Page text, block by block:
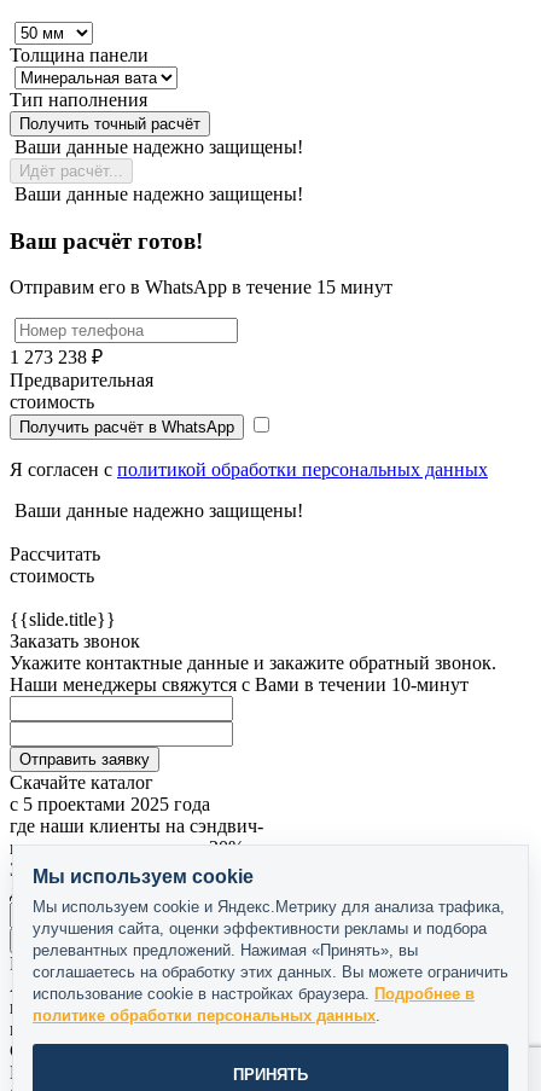
Толщина панели
Тип наполнения
Получить точный расчёт
Ваши данные надежно защищены!
Идёт расчёт...
Ваши данные надежно защищены!
Ваш расчёт готов!
Отправим его в WhatsApp в течение 15 минут
1 273 238 ₽
Предварительная
стоимость
Получить расчёт в WhatsApp
Я согласен с политикой обработки персональных данных
Ваши данные надежно защищены!
Рассчитать
стоимость
{{slide.title}}
Заказать звонок
Укажите контактные данные и закажите обратный звонок.
Наши менеджеры свяжутся с Вами в течении 10-минут
Отправить заявку
Скачайте каталог
с 5 проектами 2025 года
где наши клиенты на сэндвич-
панелях сэкономили до 20%
Заполните форму и мы отправим вам
документы на ваш
СКАЧАТЬ ДОКУМЕНТЫ
Реальные примерыреализованных объектов
Актуальные
ценына все
проекты
Спасибо!
Ваша заявка отправлена. Наш менеджер свяжется с Вами в
Мы используем cookie
Мы используем cookie и Яндекс.Метрику для анализа трафика,
улучшения сайта, оценки эффективности рекламы и подбора
релевантных предложений. Нажимая «Принять», вы
соглашаетесь на обработку этих данных. Вы можете ограничить
использование cookie в настройках браузера. Подробнее в
политике обработки персональных данных.
ПРИНЯТЬ